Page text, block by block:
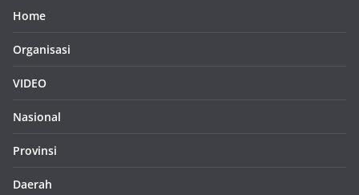
Home
Organisasi
VIDEO
Nasional
Provinsi
Daerah